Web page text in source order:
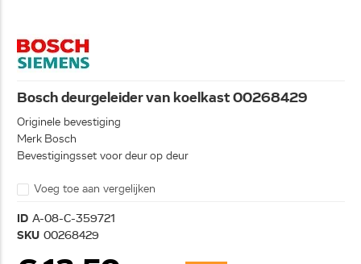
Bosch deurgeleider van koelkast 00268429
Originele bevestiging
Merk Bosch
Bevestigingsset voor deur op deur
Voeg toe aan vergelijken
ID A-08-C-359721
SKU 00268429